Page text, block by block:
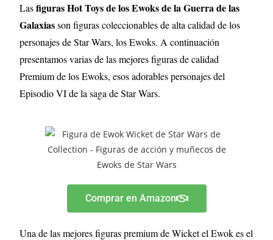
Lasfiguras Hot Toys de los Ewoks de la Guerra de las
Galaxiasson figuras coleccionables de alta calidad de los
personajes de Star Wars, los Ewoks. A continuación
presentamos varias de las mejores figuras de calidad
Premium de los Ewoks, esos adorables personajes del
Episodio VI de la saga de Star Wars.
Comprar en Amazon
Una de las mejores figuras premium de Wicket el Ewok es el